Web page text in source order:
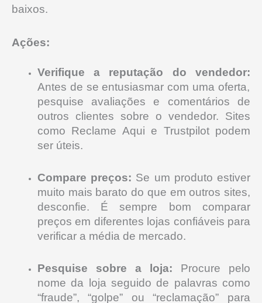
baixos.
Ações:
Verifique a reputação do vendedor:
Antes de se entusiasmar com uma oferta,
pesquise avaliações e comentários de
outros clientes sobre o vendedor. Sites
como Reclame Aqui e Trustpilot podem
ser úteis.
Compare preços: Se um produto estiver
muito mais barato do que em outros sites,
desconfie. É sempre bom comparar
preços em diferentes lojas confiáveis para
verificar a média de mercado.
Pesquise sobre a loja: Procure pelo
nome da loja seguido de palavras como
“fraude”, “golpe” ou “reclamação” para